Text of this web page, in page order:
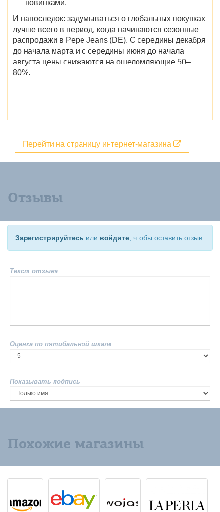
новинками.
И напоследок: задумываться о глобальных покупках
лучше всего в период, когда начинаются сезонные
распродажи в Pepe Jeans (DE). С середины декабря
до начала марта и с середины июня до начала
августа цены снижаются на ошеломляющие 50–
80%.
Перейти на страницу интернет-магазина
Отзывы
Зарегистрируйтесь или войдите , чтобы оставить отзыв
Текст отзыва
Оценка по пятибальной шкале
Показывать подпись
Похожие магазины